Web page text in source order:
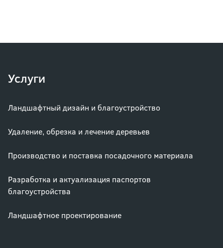
Услуги
Ландшафтный дизайн и благоустройство
Удаление, обрезка и лечение деревьев
Производство и поставка посадочного материала
Разработка и актуализация паспортов
благоустройства
Ландшафтное проектирование